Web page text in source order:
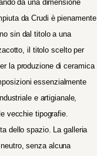
da una dimensione
da Crudi è pienamente
sin dal titolo a una
il titolo scelto per
la produzione di ceramica
essenzialmente
e artigianale,
vecchie tipografie.
dello spazio. La galleria
senza alcuna